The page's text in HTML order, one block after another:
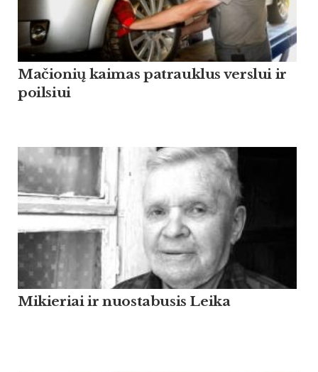
Mačionių kaimas patrauklus verslui ir
poilsiui
Mikieriai ir nuostabusis Leika